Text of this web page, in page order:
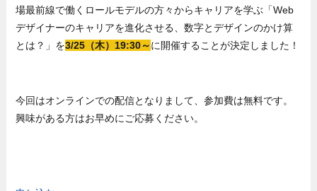
場最前線で働くロールモデルの方々からキャリアを学ぶ「Web
デザイナーのキャリアを進化させる、数字とデザインのかけ算
とは？」を3/25（木）19:30～に開催することが決定しました！
今回はオンラインでの配信となりまして、参加費は無料です。
興味がある方はお早めにご応募ください。